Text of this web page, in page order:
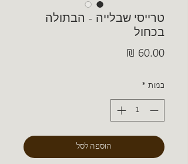
טרייסי שבלייה - הבתולה
בכחול
כמות *
הוספה לסל